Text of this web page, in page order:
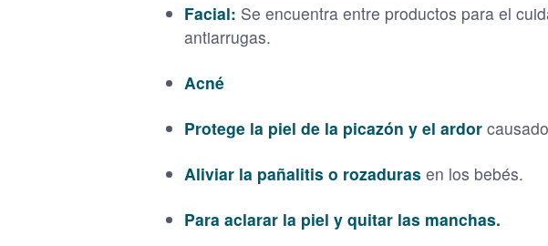
Facial: Se encuentra entre productos para el
antiarrugas.
Acné
Protege la piel de la picazón y el ardor
Aliviar la pañalitis o rozaduras en los bebés.
Para aclarar la piel y quitar las manchas.